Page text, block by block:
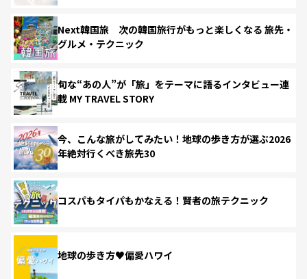
Next韓国旅 次の韓国旅行がもっと楽しくなる 旅先・
グルメ・テクニック
旬な“あの人”が「旅」をテーマに語るインタビュー連
載 MY TRAVEL STORY
今、こんな旅がしてみたい！地球の歩き方が選ぶ2026
年絶対行くべき旅先30
コスパもタイパもかなえる！賢者の旅テクニック
地球の歩き方♥偏愛ハワイ